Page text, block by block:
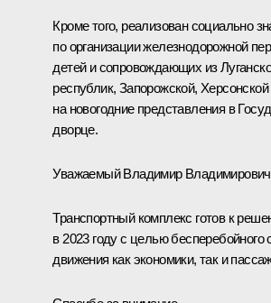
Кроме того, реализован социально
по организации железнодорожной
детей и сопровождающих из
республик, Запорожской,
на новогодние представления в
дворце.
Уважаемый Владимир
Транспортный комплекс готов к
в 2023 году с целью бесперебойного
движения как экономики, так и